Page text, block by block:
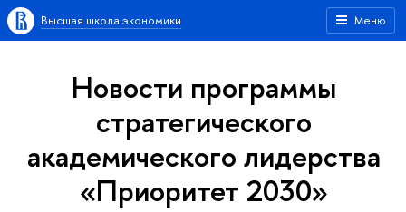
Меню
Высшая школа экономики
Новости программы
стратегического
академического лидерства
«Приоритет 2030»